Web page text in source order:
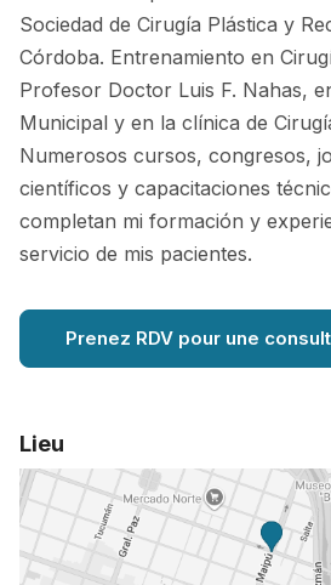
Sociedad de Cirugía Plástica y
Córdoba. Entrenamiento en
Profesor Doctor Luis F. Nahas,
Municipal y en la clínica de
Numerosos cursos, congresos,
científicos y capacitaciones
completan mi formación y
servicio de mis pacientes.
Prenez RDV pour une
Lieu